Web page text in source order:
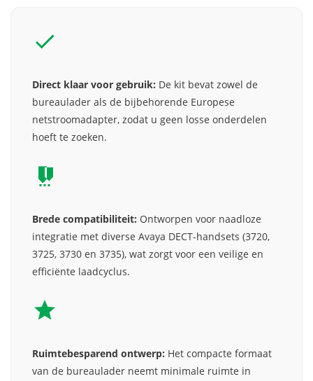
Direct klaar voor gebruik: De kit bevat zowel de
bureaulader als de bijbehorende Europese
netstroomadapter, zodat u geen losse onderdelen
hoeft te zoeken.
Brede compatibiliteit: Ontworpen voor naadloze
integratie met diverse Avaya DECT-handsets (3720,
3725, 3730 en 3735), wat zorgt voor een veilige en
efficiënte laadcyclus.
Ruimtebesparend ontwerp: Het compacte formaat
van de bureaulader neemt minimale ruimte in